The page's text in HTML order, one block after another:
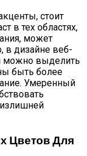
стоит
в тех областях,
может
в дизайне веб-
можно выделить
быть более
Умеренный
Цветов Для